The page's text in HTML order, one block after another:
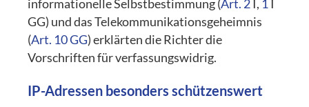
informationelle Selbstbestimmung (Art. 2 I, 1 I
GG) und das Telekommunikationsgeheimnis
(Art. 10 GG) erklärten die Richter die
Vorschriften für verfassungswidrig.
IP-Adressen besonders schützenswert